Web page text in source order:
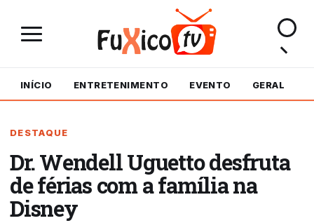
INÍCIO ENTRETENIMENTO EVENTO GERAL
DESTAQUE
Dr. Wendell Uguetto desfruta
de férias com a família na
Disney